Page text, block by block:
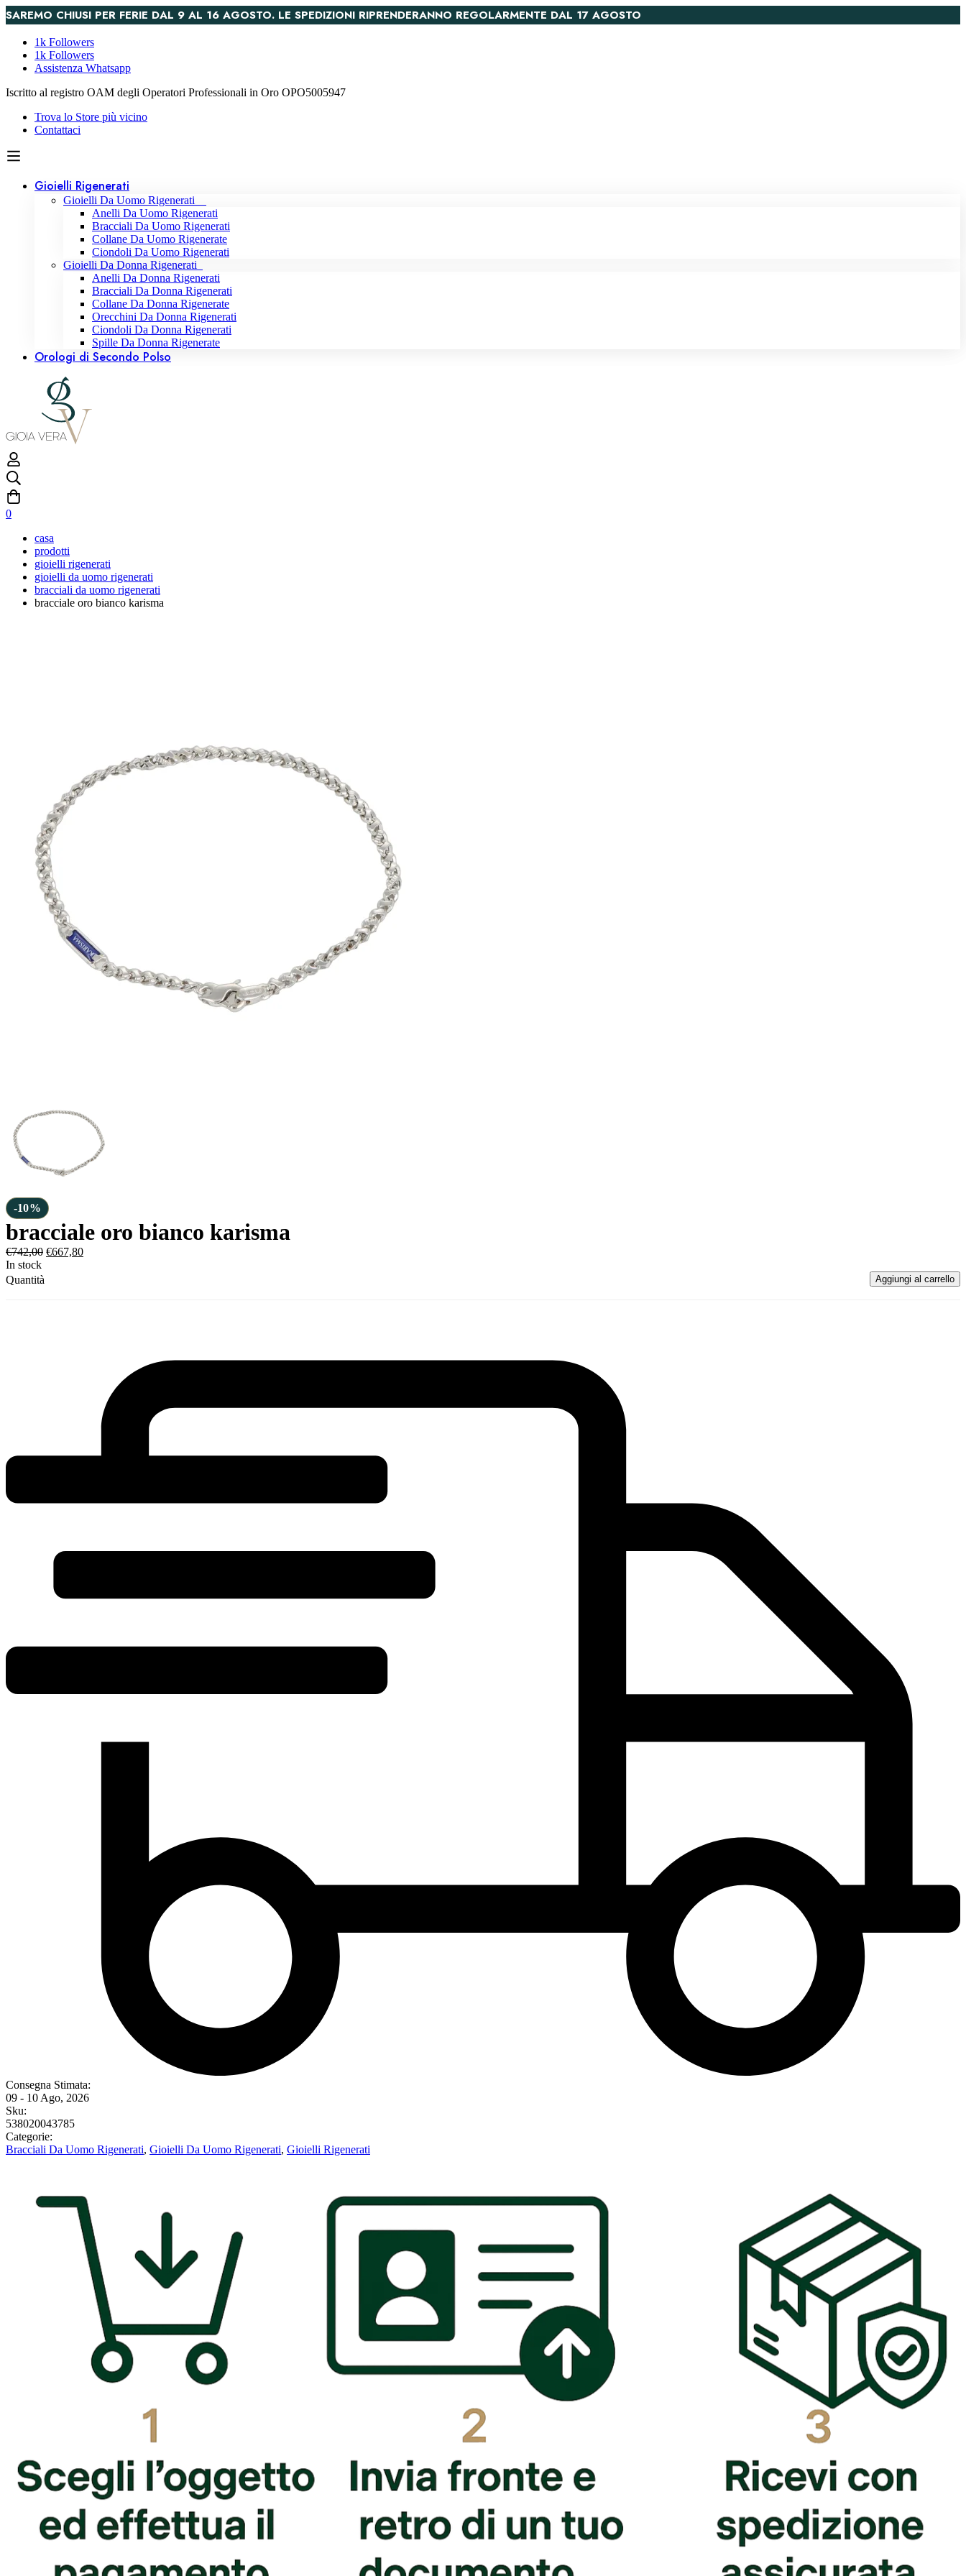
SAREMO CHIUSI PER FERIE DAL 9 AL 16 AGOSTO. LE SPEDIZIONI RIPRENDERANNO REGOLARMENTE DAL 17 AGOSTO
1k Followers
1k Followers
Assistenza Whatsapp
Iscritto al registro OAM degli Operatori Professionali in Oro OPO5005947
Trova lo Store più vicino
Contattaci
Gioielli Rigenerati
Gioielli Da Uomo Rigenerati
Anelli Da Uomo Rigenerati
Bracciali Da Uomo Rigenerati
Collane Da Uomo Rigenerate
Ciondoli Da Uomo Rigenerati
Gioielli Da Donna Rigenerati
Anelli Da Donna Rigenerati
Bracciali Da Donna Rigenerati
Collane Da Donna Rigenerate
Orecchini Da Donna Rigenerati
Ciondoli Da Donna Rigenerati
Spille Da Donna Rigenerate
Orologi di Secondo Polso
0
casa
prodotti
gioielli rigenerati
gioielli da uomo rigenerati
bracciali da uomo rigenerati
bracciale oro bianco karisma
-10%
bracciale oro bianco karisma
€742,00 €667,80
In stock
Quantità
Aggiungi al carrello
Consegna Stimata:
09 - 10 Ago, 2026
Sku:
538020043785
Categorie:
Bracciali Da Uomo Rigenerati, Gioielli Da Uomo Rigenerati, Gioielli Rigenerati